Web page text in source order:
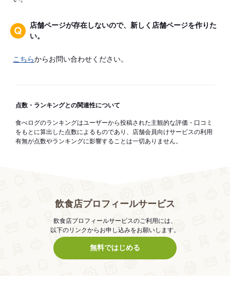
店舗ページが存在しないので、新しく店舗ページを作りた
い。
こちらからお問い合わせください。
点数・ランキングとの関連性について
食べログのランキングはユーザーから投稿された主観的な評価・口コミ
をもとに算出した点数によるものであり、店舗会員向けサービスの利用
有無が点数やランキングに影響することは一切ありません。
飲食店プロフィールサービス
飲食店プロフィールサービスのご利用には、
以下のリンクからお申し込みをお願いします。
無料ではじめる